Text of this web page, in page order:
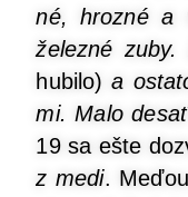
né, hroz­né a
želez­né
hubi­lo) a
mi. Malo
19 sa ešte
z medi.